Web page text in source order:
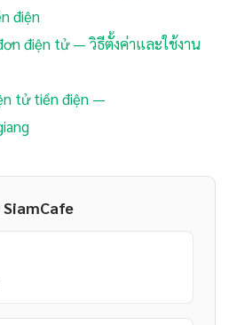
điện
điện tử — วิธีตั้งค่าและใช้งาน
tử tiền điện —